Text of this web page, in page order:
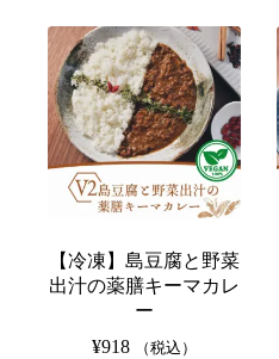
【冷凍】島豆腐と野菜
出汁の薬膳キーマカレ
ー
¥918 （税込）